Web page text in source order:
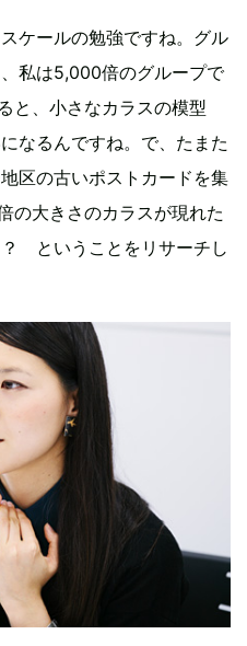
ケールの勉強ですね。グル
私は5,000倍のグループで
と、小さなカラスの模型
なるんですね。で、たまた
区の古いポストカードを集
の大きさのカラスが現れた
ということをリサーチし